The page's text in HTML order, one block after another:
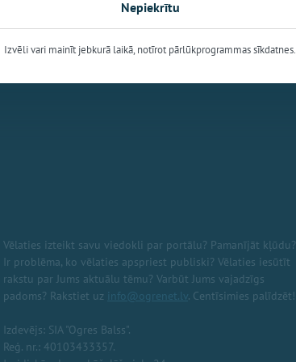
Vēlaties izteikt savu viedokli par portālu? Pamanījāt kļūdu?
Ir problēma, ko vēlaties apspriest publiski? Vēlaties iesūtīt
rakstu par Jums aktuālu tēmu? Varbūt Jums vajadzīgs
padoms? Rakstiet uz info@ogrenet.lv. Centīsimies palīdzēt!
Izdevējs: SIA "Ogres Balss".
Reģ. nr.: 40103433357.
Nepiekrītu
Izvēli vari mainīt jebkurā laikā, notīrot pārlūkprogrammas sīkdatnes.